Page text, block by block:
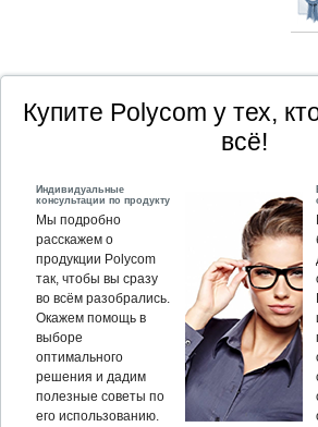
Купите Polycom у тех,
всё!
Индивидуальные
консультации по продукту
Мы подробно
расскажем о
продукции Polycom
так, чтобы вы сразу
во всём разобрались.
Окажем помощь в
выборе
оптимального
решения и дадим
полезные советы по
его использованию.